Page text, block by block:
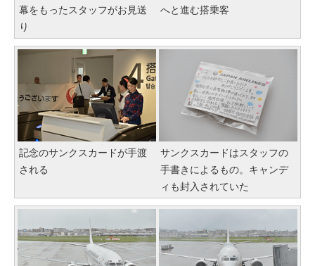
幕をもったスタッフがお見送
り
へと進む搭乗客
記念のサンクスカードが手渡
される
サンクスカードはスタッフの
手書きによるもの。キャンデ
ィも封入されていた